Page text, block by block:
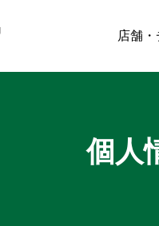
店舗
個人